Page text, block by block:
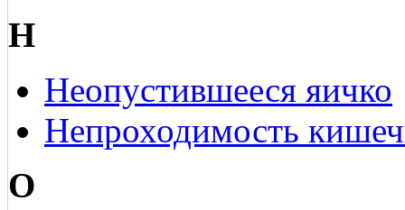
Н
Неопустившееся яичко
Непроходимость
О